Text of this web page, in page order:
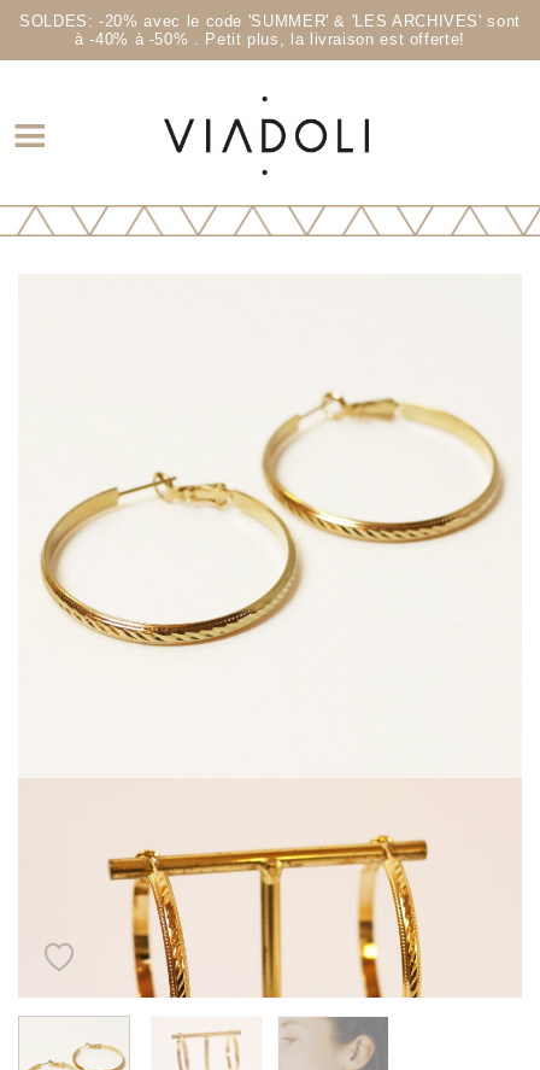
SOLDES: -20% avec le code 'SUMMER' & 'LES ARCHIVES' sont
à -40% à -50% . Petit plus, la livraison est offerte!